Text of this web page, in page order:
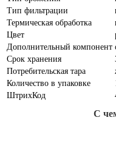
Тип фильтрации
Термическая обработка
Цвет
Дополнительный компонент
Срок хранения
Потребительская тара
Количество в упаковке
ШтрихКод
С